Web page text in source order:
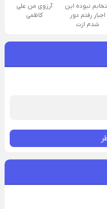
نبوده این
اجبار رفتم دور
شدم ازت
آرزوی من علی
کاظمی